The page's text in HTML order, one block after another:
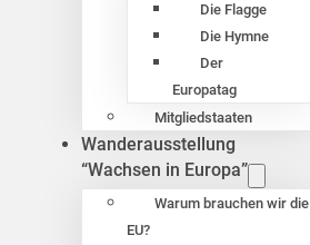
Die Flagge
Die Hymne
Der
Europatag
Mitgliedstaaten
Wanderausstellung
“Wachsen in Europa”
Warum brauchen wir die
EU?